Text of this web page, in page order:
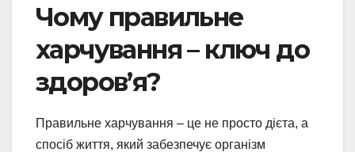
Чому правильне
харчування – ключ до
здоров’я?
Правильне харчування – це не просто дієта, а
спосіб життя, який забезпечує організм